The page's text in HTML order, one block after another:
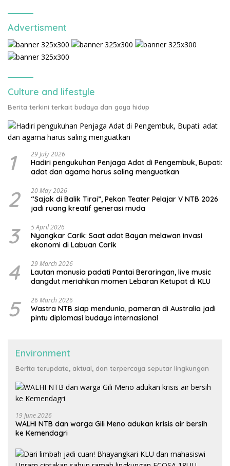
Advertisment
Culture and lifestyle
Berita terkini terkait budaya dan gaya hidup
1 29 July 2026
Hadiri pengukuhan Penjaga Adat di Pengembuk, Bupati:
adat dan agama harus saling menguatkan
2 20 May 2026
“Sajak di Balik Tirai”, Pekan Teater Pelajar V NTB 2026
jadi ruang kreatif generasi muda
3 5 April 2026
Nyangkar Carik: Saat adat Bayan melawan invasi
ekonomi di Labuan Carik
4 29 March 2026
Lautan manusia padati Pantai Beraringan, live music
dangdut meriahkan momen Lebaran Ketupat di KLU
5 26 March 2026
Wastra NTB siap mendunia, pameran di Australia jadi
pintu diplomasi budaya internasional
Environment
Berita terupdate, aktual, dan terpercaya seputar lingkungan
19 June 2026
WALHI NTB dan warga Gili Meno adukan krisis air bersih
ke Kemendagri